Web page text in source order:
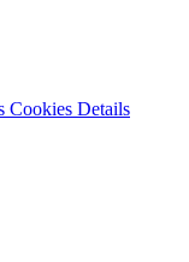
Cookies Details